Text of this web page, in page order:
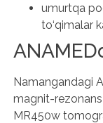
umurtqa
to‘qimalar
Namangandagi
magnit-
MR450w